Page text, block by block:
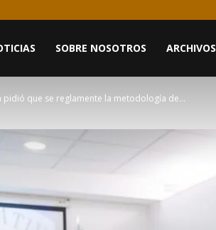
SOBRE NOSOTROS ARCHIVOS
pidió que se reglamente la metodología de...